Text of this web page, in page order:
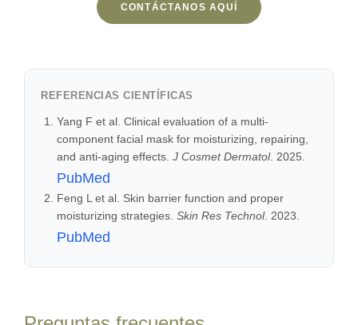
CONTÁCTANOS AQUÍ
REFERENCIAS CIENTÍFICAS
Yang F et al. Clinical evaluation of a multi-
component facial mask for moisturizing, repairing,
and anti-aging effects. J Cosmet Dermatol. 2025.
PubMed
Feng L et al. Skin barrier function and proper
moisturizing strategies. Skin Res Technol. 2023.
PubMed